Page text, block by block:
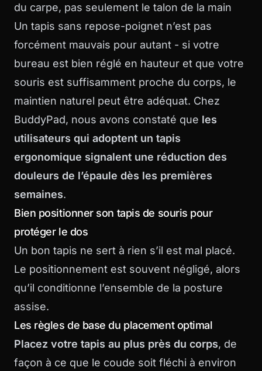
du carpe, pas seulement le talon de la main
Un tapis sans repose-poignet n’est pas
forcément mauvais pour autant - si votre
bureau est bien réglé en hauteur et que votre
souris est suffisamment proche du corps, le
maintien naturel peut être adéquat. Chez
BuddyPad, nous avons constaté que les
utilisateurs qui adoptent un tapis
ergonomique signalent une réduction des
douleurs de l’épaule dès les premières
semaines.
Bien positionner son tapis de souris pour
protéger le dos
Un bon tapis ne sert à rien s’il est mal placé.
Le positionnement est souvent négligé, alors
qu’il conditionne l’ensemble de la posture
assise.
Les règles de base du placement optimal
Placez votre tapis au plus près du corps, de
façon à ce que le coude soit fléchi à environ